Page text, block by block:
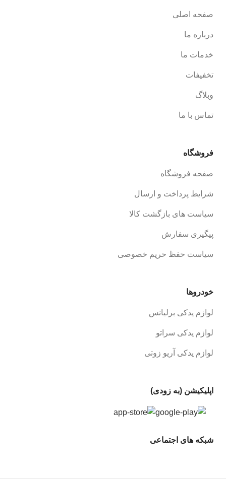
صفحه اصلی
درباره ما
خدمات ما
تخفیفات
وبلاگ
تماس با ما
فروشگاه
صفحه فروشگاه
شرایط پرداخت و ارسال
سیاست های بازگشت کالا
پیگیری سفارش
سیاست حفظ حریم خصوصی
خودروها
لوازم یدکی برلیانس
لوازم یدکی سراتو
لوازم یدکی آریو زوتی
اپلیکیشن (به زودی)
شبکه های اجتماعی